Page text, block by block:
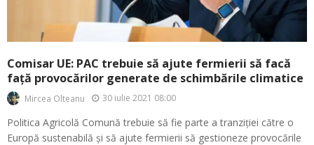
Comisar UE: PAC trebuie să ajute fermierii să facă
față provocărilor generate de schimbările climatice
Mircea Olteanu 30 iulie 2021 08:00
Politica Agricolă Comună trebuie să fie parte a tranziției către o
Europă sustenabilă și să ajute fermierii să gestioneze provocările